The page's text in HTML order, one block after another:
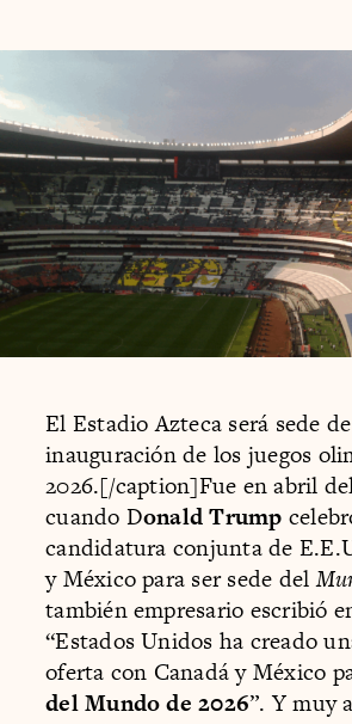
El Estadio Azteca será sede
inauguración de los juegos
2026.[/caption]Fue en abril
cuando Donald Trump
candidatura conjunta de
y México para ser sede del
también empresario escribió
“Estados Unidos ha creado
oferta con Canadá y México
del Mundo de 2026”. Y muy